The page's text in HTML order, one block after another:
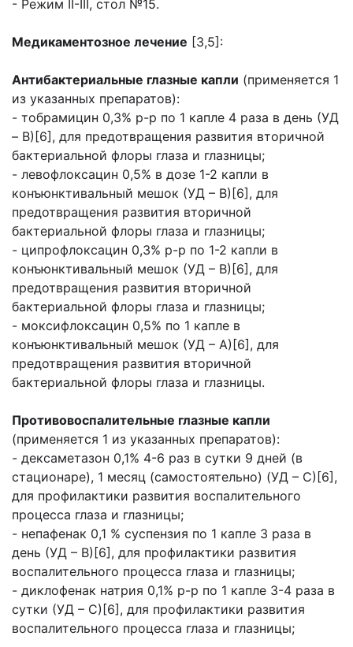
- Режим II-III, стол №15.
Медикаментозное лечение [3,5]:
Антибактериальные глазные капли (применяется 1
из указанных препаратов):
- тобрамицин 0,3% р-р по 1 капле 4 раза в день (УД
– В)[6], для предотвращения развития вторичной
бактериальной флоры глаза и глазницы;
- левофлоксацин 0,5% в дозе 1-2 капли в
конъюнктивальный мешок (УД – В)[6], для
предотвращения развития вторичной
бактериальной флоры глаза и глазницы;
- ципрофлоксацин 0,3% р-р по 1-2 капли в
конъюнктивальный мешок (УД – В)[6], для
предотвращения развития вторичной
бактериальной флоры глаза и глазницы;
- моксифлоксацин 0,5% по 1 капле в
конъюнктивальный мешок (УД – А)[6], для
предотвращения развития вторичной
бактериальной флоры глаза и глазницы.
Противовоспалительные глазные капли
(применяется 1 из указанных препаратов):
- дексаметазон 0,1% 4-6 раз в сутки 9 дней (в
стационаре), 1 месяц (самостоятельно) (УД – С)[6],
для профилактики развития воспалительного
процесса глаза и глазницы;
- непафенак 0,1 % суспензия по 1 капле 3 раза в
день (УД – В)[6], для профилактики развития
воспалительного процесса глаза и глазницы;
- диклофенак натрия 0,1% р-р по 1 капле 3-4 раза в
сутки (УД – С)[6], для профилактики развития
воспалительного процесса глаза и глазницы;